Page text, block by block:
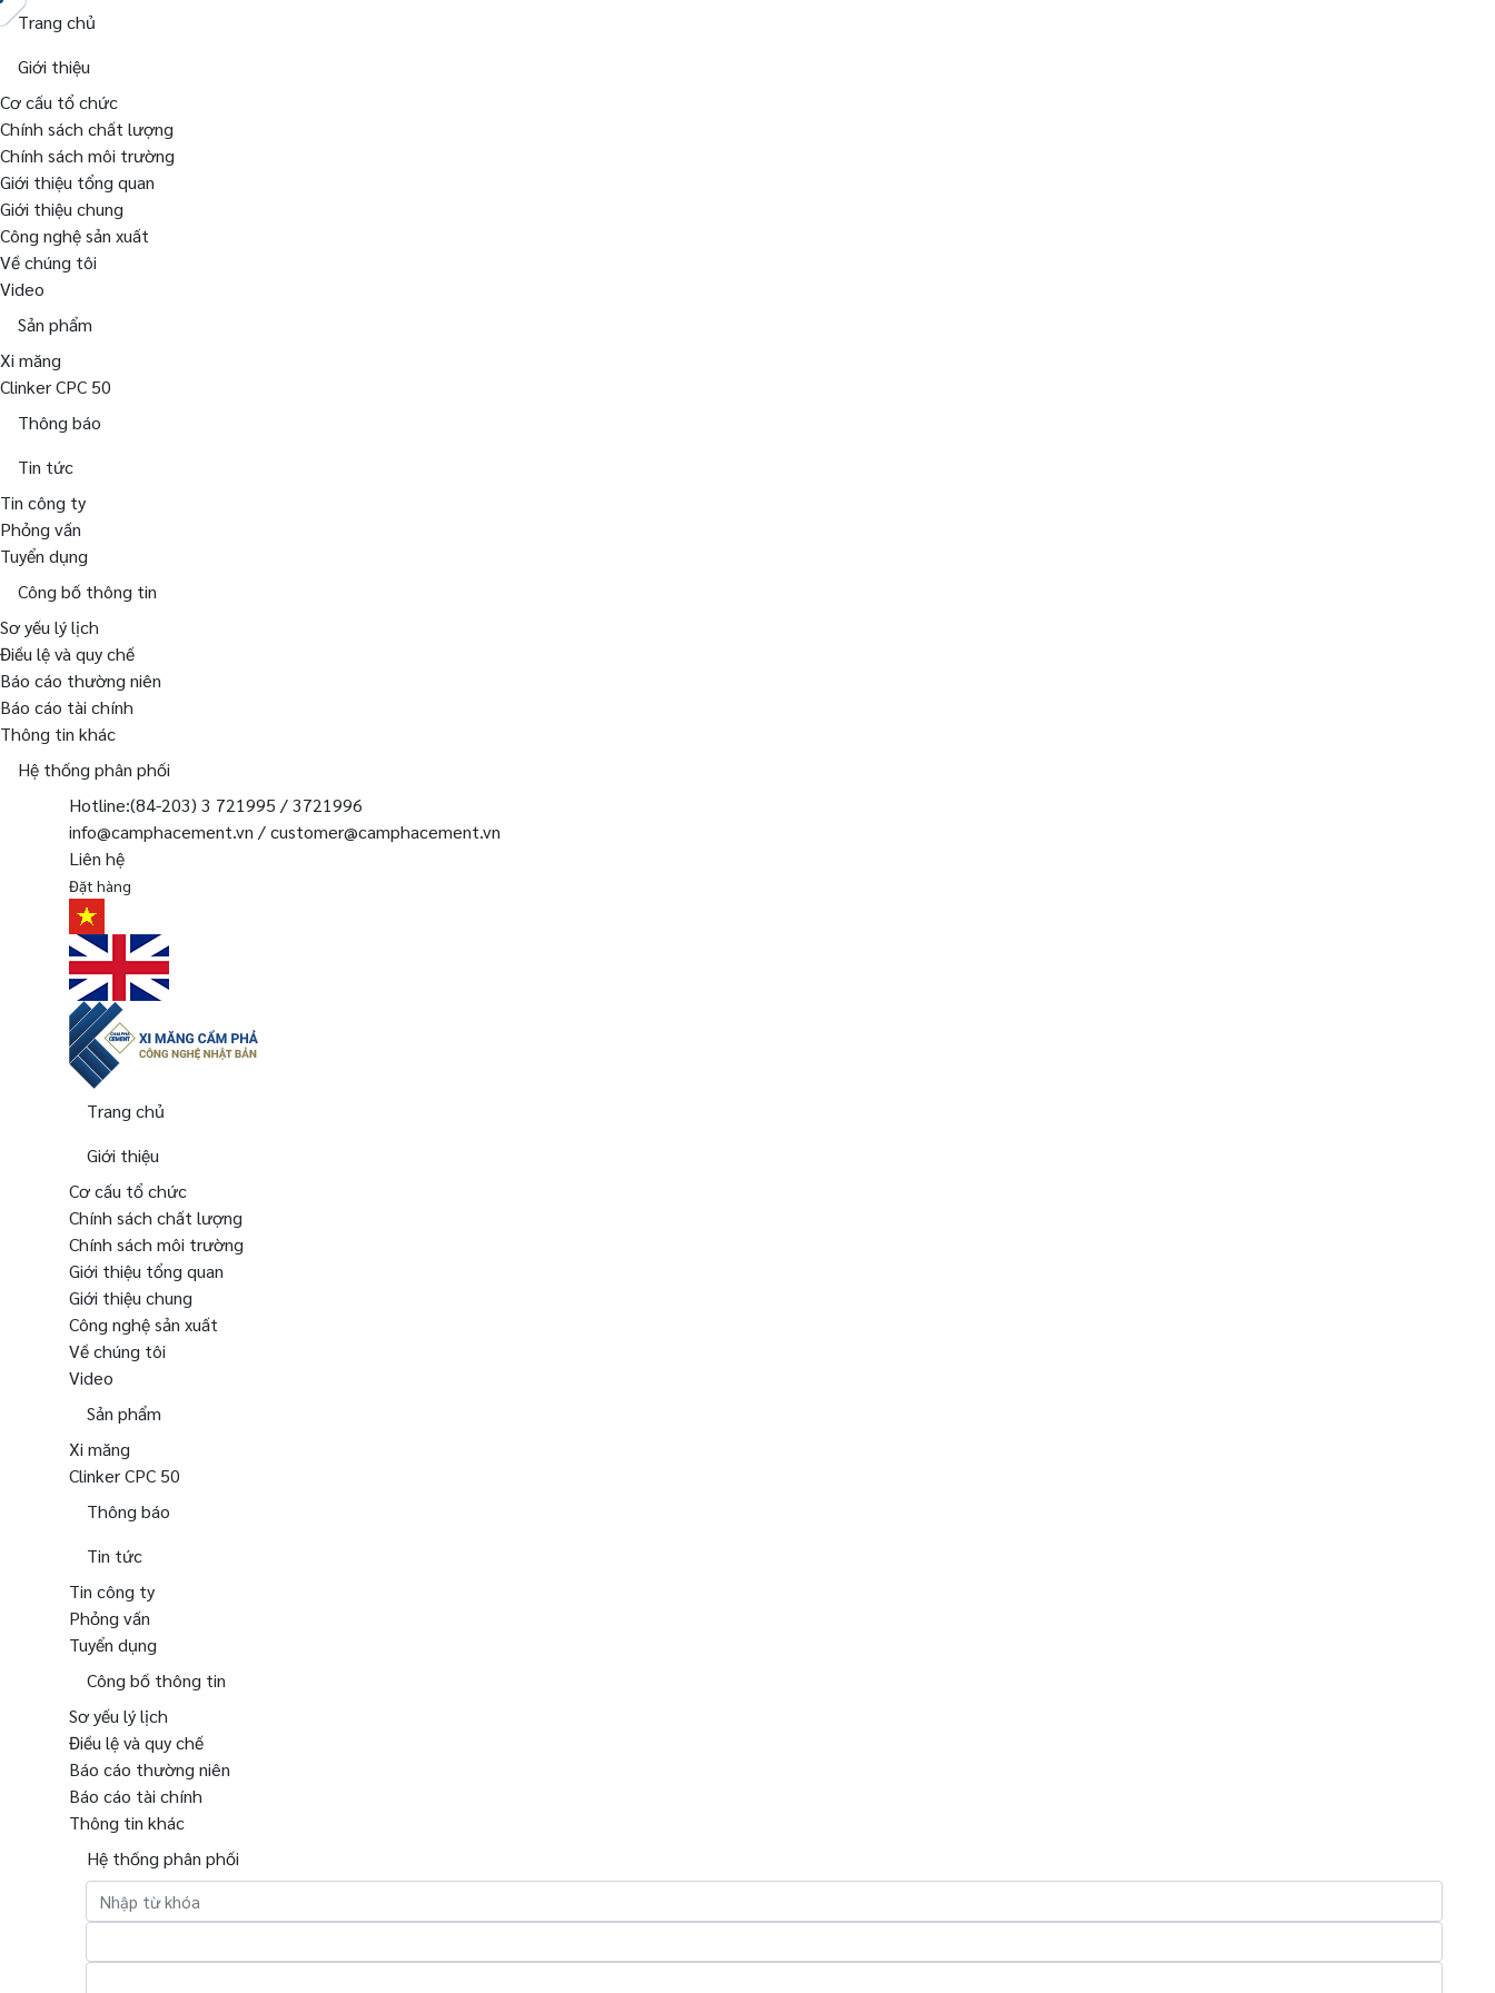
Trang chủ
Giới thiệu
Cơ cấu tổ chức
Chính sách chất lượng
Chính sách môi trường
Giới thiệu tổng quan
Giới thiệu chung
Công nghệ sản xuất
Về chúng tôi
Video
Sản phẩm
Xi măng
Clinker CPC 50
Thông báo
Tin tức
Tin công ty
Phỏng vấn
Tuyển dụng
Công bố thông tin
Sơ yếu lý lịch
Điều lệ và quy chế
Báo cáo thường niên
Báo cáo tài chính
Thông tin khác
Hệ thống phân phối
Hotline:(84-203) 3 721995 / 3721996
info@camphacement.vn / customer@camphacement.vn
Liên hệ
Đặt hàng
Trang chủ
Giới thiệu
Cơ cấu tổ chức
Chính sách chất lượng
Chính sách môi trường
Giới thiệu tổng quan
Giới thiệu chung
Công nghệ sản xuất
Về chúng tôi
Video
Sản phẩm
Xi măng
Clinker CPC 50
Thông báo
Tin tức
Tin công ty
Phỏng vấn
Tuyển dụng
Công bố thông tin
Sơ yếu lý lịch
Điều lệ và quy chế
Báo cáo thường niên
Báo cáo tài chính
Thông tin khác
Hệ thống phân phối